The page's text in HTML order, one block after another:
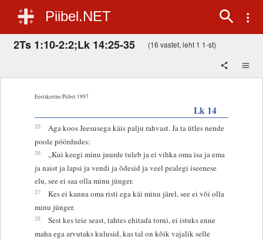
Piibel.NET
2Ts 1:10-2:2;Lk 14:25-35 (16 vastet, leht 1 1-st)
Eestikeelne Piibel 1997
Lk 14
25
Aga koos Jeesusega käis palju rahvast. Ja ta ütles nende
poole pöördudes:
26
„Kui keegi minu juurde tuleb ja ei vihka oma isa ja ema
ja naist ja lapsi ja vendi ja õdesid ja veel pealegi iseenese
elu, see ei saa olla minu jünger.
27
Kes ei kanna oma risti ega käi minu järel, see ei või olla
minu jünger.
28
Sest kes teie seast, tahtes ehitada torni, ei istuks enne
maha ega arvutaks kulusid, kas tal on kõik vajalik selle